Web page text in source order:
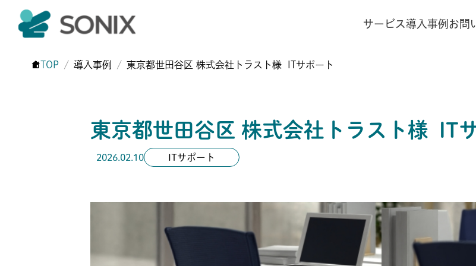
サービス導入事例 お問
TOP 導入事例 東京都世田谷区 株式会社トラスト様 ITサポート
東京都世田谷区 株式会社トラスト様 IT
2026.02.10 ITサポート